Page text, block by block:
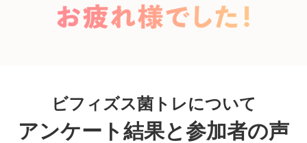
ビフィズス菌トレについて
アンケート結果と参加者の声